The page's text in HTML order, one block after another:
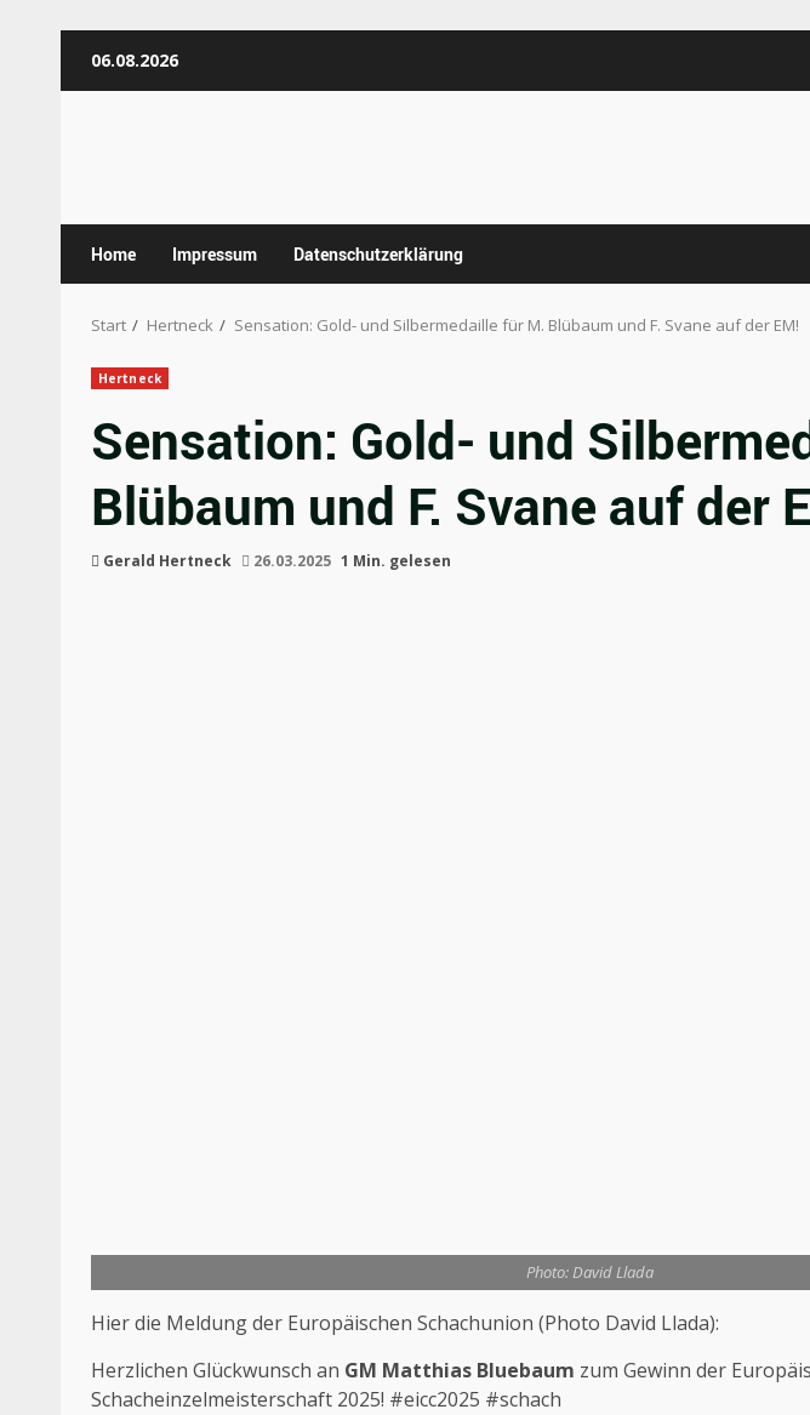
Inhalt06.08.2026
Home Impressum Datenschutzerklärung
Start Hertneck Sensation: Gold- und Silbermedaille für M. Blübaum und F. Svane auf der EM!
Hertneck
Sensation: Gold- und
Blübaum und F. Svane auf der
Gerald Hertneck 26.03.2025 1 Min. gelesen
Photo: David Llada
Hier die Meldung der Europäischen Schachunion (Photo David Llada):
Herzlichen Glückwunsch an GM Matthias Bluebaum zum Gewinn der
Schacheinzelmeisterschaft 2025! #eicc2025 #schach